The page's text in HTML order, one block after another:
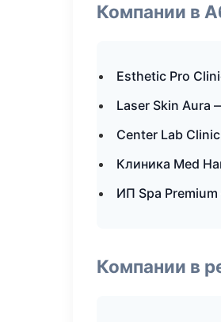
Компании в
Esthetic Pro
Laser Skin Aura
Center Lab
Клиника Med
ИП Spa
Компании в